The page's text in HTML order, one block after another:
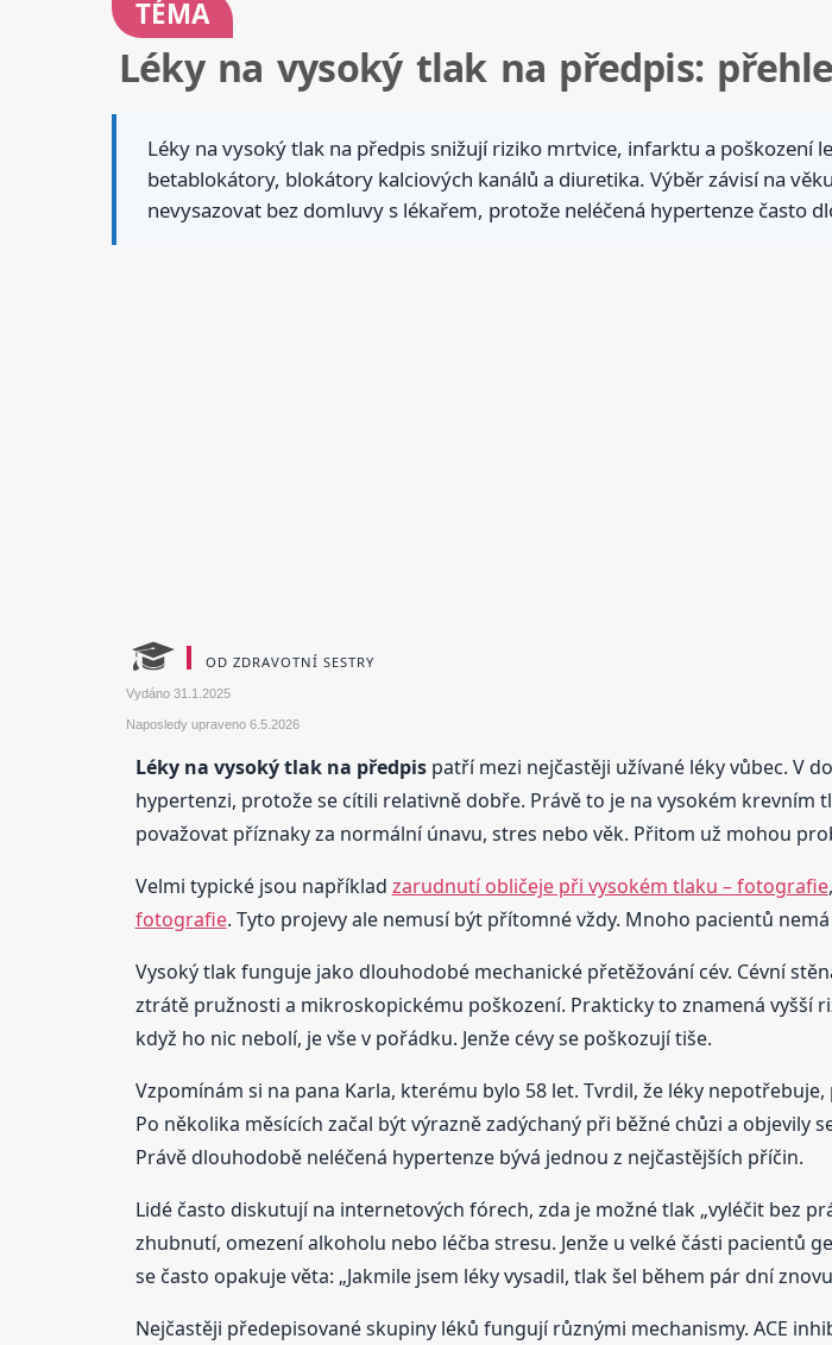
TÉMA
Léky na vysoký tlak na předpis:
Léky na vysoký tlak na předpis snižují riziko mrtvice, infarktu a poškození
betablokátory, blokátory kalciových kanálů a diuretika. Výběr závisí na
nevysazovat bez domluvy s lékařem, protože neléčená hypertenze často
OD ZDRAVOTNÍ SESTRY
Vydáno 31.1.2025
Naposledy upraveno 6.5.2026
Léky na vysoký tlak na předpispatří mezi nejčastěji užívané léky vůbec. V
hypertenzi, protože se cítili relativně dobře. Právě to je na vysokém krevním
považovat příznaky za normální únavu, stres nebo věk. Přitom už mohou
Velmi typické jsou například zarudnutí obličeje při vysokém tlaku – fotografie
fotografie. Tyto projevy ale nemusí být přítomné vždy. Mnoho pacientů
Vysoký tlak funguje jako dlouhodobé mechanické přetěžování cév. Cévní
ztrátě pružnosti a mikroskopickému poškození. Prakticky to znamená vyšší
když ho nic nebolí, je vše v pořádku. Jenže cévy se poškozují tiše.
Vzpomínám si na pana Karla, kterému bylo 58 let. Tvrdil, že léky
Po několika měsících začal být výrazně zadýchaný při běžné chůzi a
Právě dlouhodobě neléčená hypertenze bývá jednou z nejčastějších příčin.
Lidé často diskutují na internetových fórech, zda je možné tlak „vyléčit bez
zhubnutí, omezení alkoholu nebo léčba stresu. Jenže u velké části pacientů
se často opakuje věta: „Jakmile jsem léky vysadil, tlak šel během pár dní
Nejčastěji předepisované skupiny léků fungují různými mechanismy. ACE